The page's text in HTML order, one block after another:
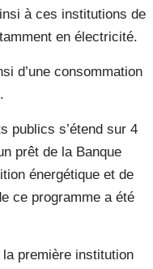
à ces institutions de
en électricité.
d’une consommation
publics s’étend sur 4
prêt de la Banque
énergétique et de
ce programme a été
première institution